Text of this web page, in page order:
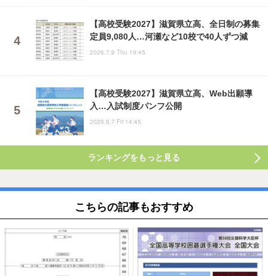
【高校受験2027】滋賀県立高、全日制の募集
定員9,080人…河瀬など10校で40人ずつ減
2026.7.9 Thu 19:45
【高校受験2027】滋賀県立高、Web出願導
入…入試制度パンフ公開
2026.8.7 Fri 14:45
ランキングをもっと見る
こちらの記事もおすすめ